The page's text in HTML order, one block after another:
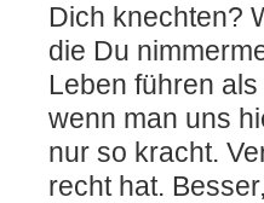
Dich knechten?
die Du
Leben führen
wenn man uns
nur so kracht.
recht hat.